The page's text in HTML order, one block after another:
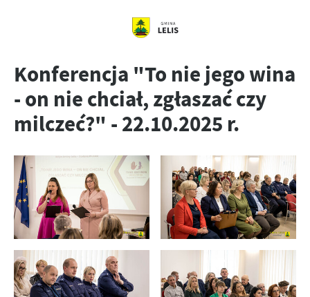
Konferencja "To nie jego wina
- on nie chciał, zgłaszać czy
milczeć?" - 22.10.2025 r.